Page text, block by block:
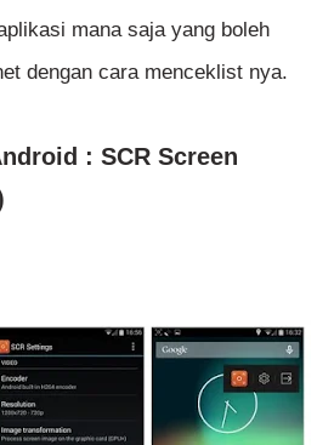
mana saja yang boleh
dengan cara menceklist nya.
: SCR Screen